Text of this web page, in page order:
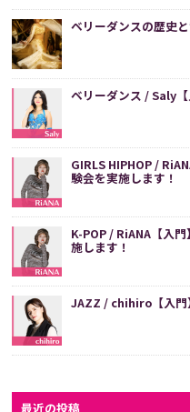
ベリーダンスの歴史
ベリーダンス / Saly【
GIRLS HIPHOP /
験会を実施します！
K-POP / RiANA【入
施します！
JAZZ / chihiro【入門
最近の投稿